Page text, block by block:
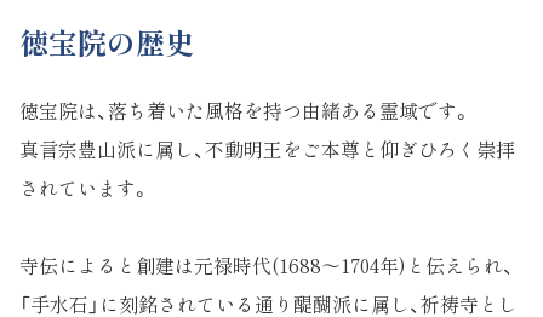
徳宝院の歴史
徳宝院は、落ち着いた風格を持つ由緒ある霊域です。
真言宗豊山派に属し、不動明王をご本尊と仰ぎひろく崇拝
されています。
寺伝によると創建は元禄時代(1688～1704年)と伝えられ、
「手水石」に刻銘されている通り醍醐派に属し、祈祷寺とし